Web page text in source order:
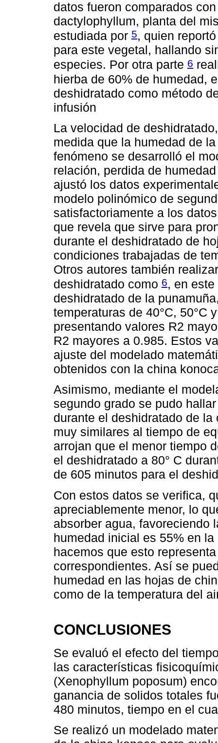
datos fueron comparados
dactylophyllum, planta del
estudiada por 5, quien
para este vegetal, hallando
especies. Por otra parte 6
hierba de 60% de humedad,
deshidratado como método
infusión
La velocidad de
medida que la humedad de
fenómeno se desarrolló el
relación, perdida de
ajustó los datos
modelo polinómico de
satisfactoriamente a los
que revela que sirve para
durante el deshidratado de
condiciones trabajadas de
Otros autores también
deshidratado como 6, en
deshidratado de la
temperaturas de 40°C, 50°C
presentando valores R2
R2 mayores a 0.985. Estos
ajuste del modelado
obtenidos con la china
Asimismo, mediante el
segundo grado se pudo
durante el deshidratado de
muy similares al tiempo de
arrojan que el menor tiempo
el deshidratado a 80° C
de 605 minutos para el
Con estos datos se verifica,
apreciablemente menor, lo
absorber agua, favoreciendo
humedad inicial es 55% en
hacemos que esto
correspondientes. Así se
humedad en las hojas de
como de la temperatura del
CONCLUSIONES
Se evaluó el efecto del
las características
(Xenophyllum poposum)
ganancia de solidos totales
480 minutos, tiempo en el
Se realizó un modelado